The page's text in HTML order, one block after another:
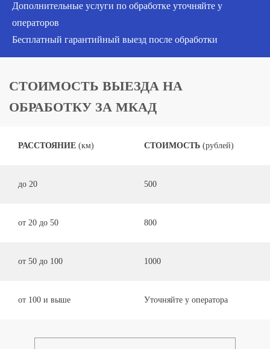
Дополнительные услуги по обработке уточняйте у
операторов
Бесплатный гарантийный выезд после обработки
СТОИМОСТЬ ВЫЕЗДА НА
ОБРАБОТКУ ЗА МКАД
РАССТОЯНИЕ (км) СТОИМОСТЬ (рублей)
до 20 500
от 20 до 50 800
от 50 до 100 1000
от 100 и выше Уточняйте у оператора